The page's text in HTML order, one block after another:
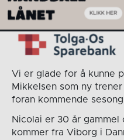
Vi er glade for å kunne
Mikkelsen som ny
foran kommende
Nicolai er 30 år
kommer fra Viborg i